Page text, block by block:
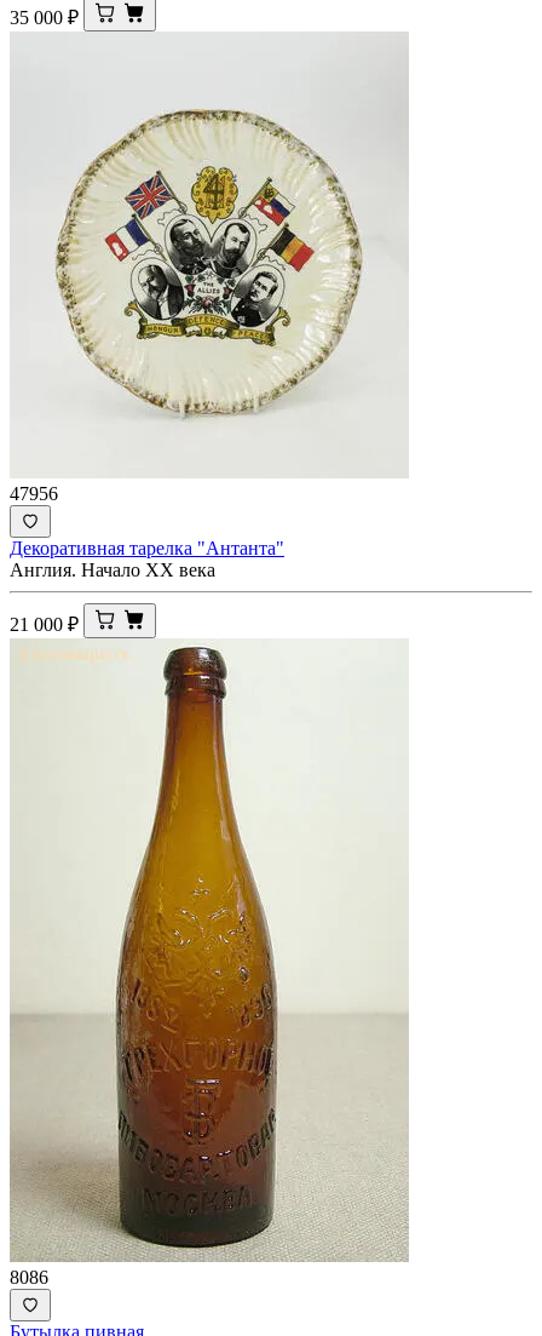
35 000 ₽
47956
Декоративная тарелка "Антанта"
Англия. Начало ХХ века
21 000 ₽
8086
Бутылка пивная